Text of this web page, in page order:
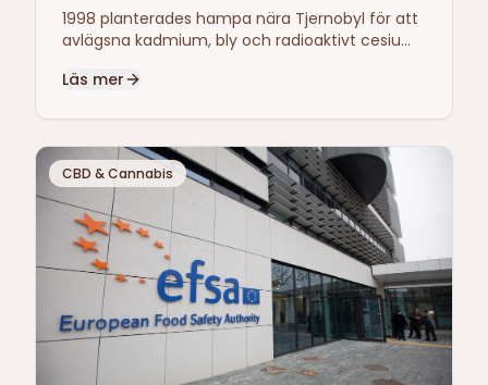
1998 planterades hampa nära Tjernobyl för att
avlägsna kadmium, bly och radioaktivt cesium.
markreningsverktyg gör odlingsplatsen
Läs mer
CBD & Cannabis